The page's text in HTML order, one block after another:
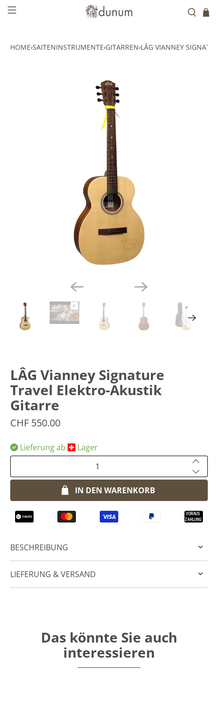
HOME›SAITENINSTRUMENTE›GITARREN›LÂG VIANNEY
LÂG Vianney Signature
Travel Elektro-Akustik
Gitarre
CHF 550.00
Lieferung ab
​Lager
IN DEN WARENKORB
BESCHREIBUNG
LIEFERUNG & VERSAND
Das könnte Sie auch
interessieren